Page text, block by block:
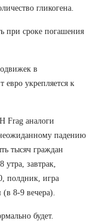
гликогена.
при сроке погашения
в
укрепляется к
Frag аналоги
падению
тысяч граждан
завтрак,
полдник, игра
8-9 вечера).
будет.